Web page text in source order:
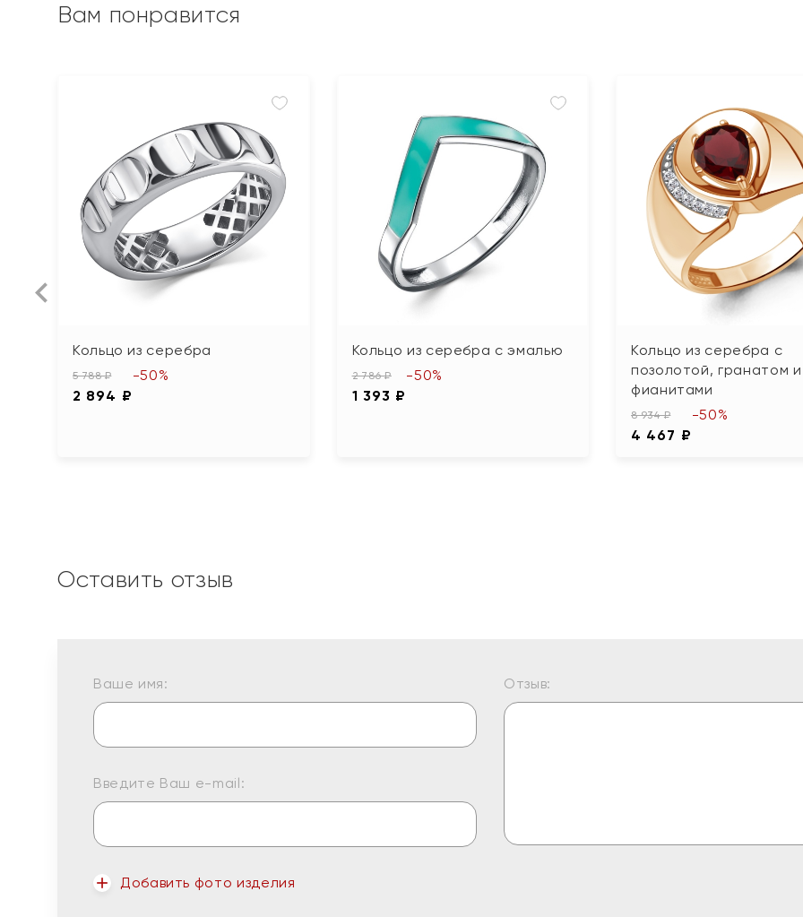
Вам понравится
Кольцо из серебра
5 788 ₽
2 894 ₽
-50%
Кольцо из серебра с эмалью
2 786 ₽
1 393 ₽
-50%
Кольцо из серебра с
позолотой, гранатом и
фианитами
8 934 ₽
4 467 ₽
-50%
Оставить отзыв
Ваше имя:
Введите Ваш e-mail:
Добавить фото изделия
Отзыв: